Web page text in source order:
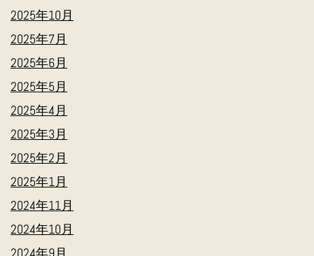
2025年10月
2025年7月
2025年6月
2025年5月
2025年4月
2025年3月
2025年2月
2025年1月
2024年11月
2024年10月